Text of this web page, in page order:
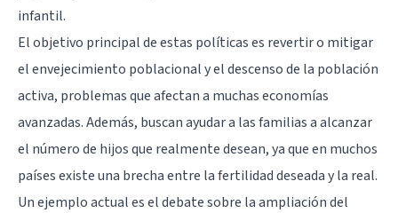
infantil.
El objetivo principal de estas políticas es revertir o mitigar
el envejecimiento poblacional y el descenso de la población
activa, problemas que afectan a muchas economías
avanzadas. Además, buscan ayudar a las familias a alcanzar
el número de hijos que realmente desean, ya que en muchos
países existe una brecha entre la fertilidad deseada y la real.
Un ejemplo actual es el debate sobre la ampliación del